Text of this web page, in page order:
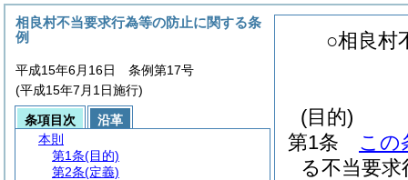
○相良村
(目的)
第1条
この
る不当要
相良村不当要求行為等の防止に関する条
例
平成15年6月16日 条例第17号
(平成15年7月1日施行)
条項目次
沿革
本則
第1条(目的)
第2条(定義)